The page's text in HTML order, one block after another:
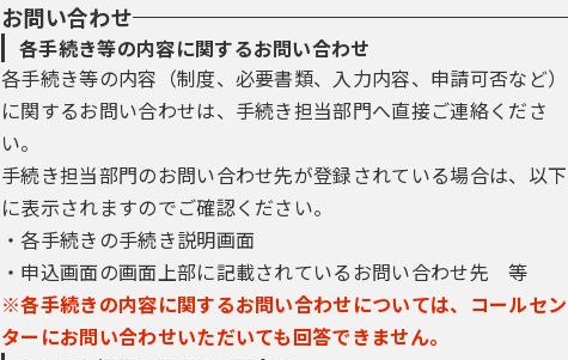
お問い合わせ
各手続き等の内容に関するお問い合わせ
各手続き等の内容（制度、必要書類、入力内容、申請可否など）
に関するお問い合わせは、手続き担当部門へ直接ご連絡くださ
い。
手続き担当部門のお問い合わせ先が登録されている場合は、以下
に表示されますのでご確認ください。
・各手続きの手続き説明画面
・申込画面の画面上部に記載されているお問い合わせ先 等
※各手続きの内容に関するお問い合わせについては、コールセン
ターにお問い合わせいただいても回答できません。